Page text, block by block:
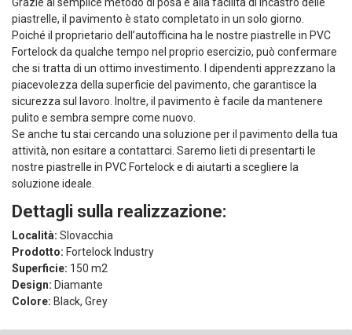
piastrelle, il pavimento è stato completato in un solo giorno.
Poiché il proprietario dell’autofficina ha le nostre piastrelle in PVC
Fortelock da qualche tempo nel proprio esercizio, può confermare
che si tratta di un ottimo investimento. I dipendenti apprezzano la
piacevolezza della superficie del pavimento, che garantisce la
sicurezza sul lavoro. Inoltre, il pavimento è facile da mantenere
pulito e sembra sempre come nuovo.
Se anche tu stai cercando una soluzione per il pavimento della tua
attività, non esitare a contattarci. Saremo lieti di presentarti le
nostre piastrelle in PVC Fortelock e di aiutarti a scegliere la
soluzione ideale.
Dettagli sulla realizzazione:
Località: Slovacchia
Prodotto: Fortelock Industry
Superficie: 150 m2
Design: Diamante
Colore: Black, Grey